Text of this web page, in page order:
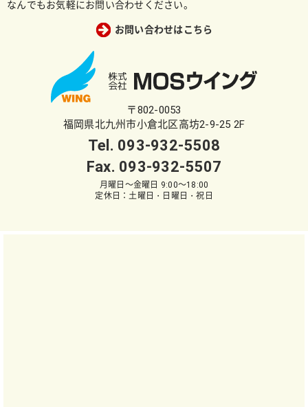
なんでもお気軽にお問い合わせください。
お問い合わせはこちら
〒802-0053
福岡県北九州市小倉北区高坊2-9-25 2F
Tel. 093-932-5508
Fax. 093-932-5507
月曜日～金曜日 9:00～18:00
定休日：土曜日・日曜日・祝日